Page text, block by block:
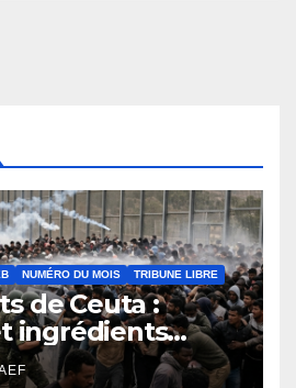
NUMÉRO DU MOIS TRIBUNE LIBRE
de Ceuta :
ingrédients
la crise